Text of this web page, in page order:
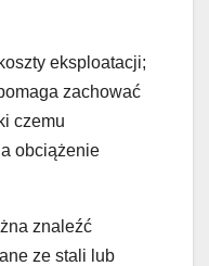
eksploatacji;
zachować
czemu
obciążenie
znaleźć
ze stali lub